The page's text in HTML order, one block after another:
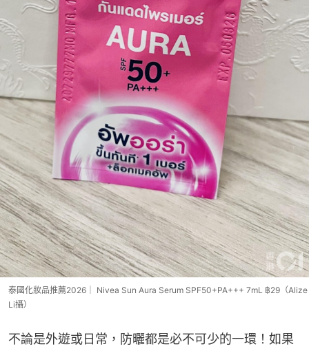
泰國化妝品推薦2026｜ Nivea Sun Aura Serum SPF50+PA+++ 7mL ฿29（Alize
Li攝）
不論是外遊或日常，防曬都是必不可少的一環！如果